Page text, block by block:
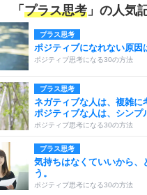
「 プラス思考 」の人気
プラス思考
ポジティブになれない原因
ポジティブ思考になる30の方法
プラス思考
ネガティブな人は、複雑に
ポジティブな人は、シンプ
ポジティブ思考になる30の方法
プラス思考
気持ちはなくていいから、
う。
ポジティブ思考になる30の方法